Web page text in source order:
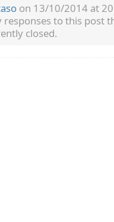
on 13/10/2014 at
responses to this post
closed.